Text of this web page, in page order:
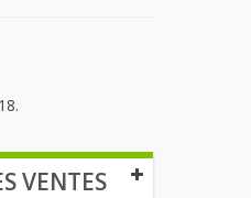
VENTES